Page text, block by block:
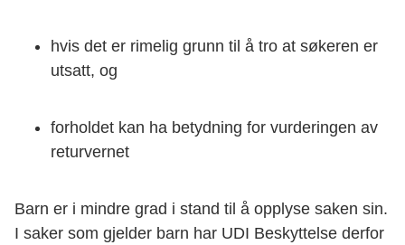
hvis det er rimelig grunn til å tro at søkeren er
utsatt, og
forholdet kan ha betydning for vurderingen av
returvernet
Barn er i mindre grad i stand til å opplyse saken sin.
I saker som gjelder barn har UDI Beskyttelse derfor